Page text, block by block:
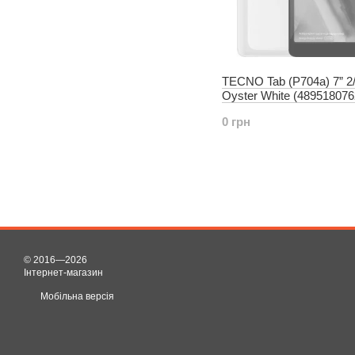
TECNO Tab (P704a) 7”
Oyster White
0 грн
© 2016—2026
Інтернет-магазин
Мобільна версія